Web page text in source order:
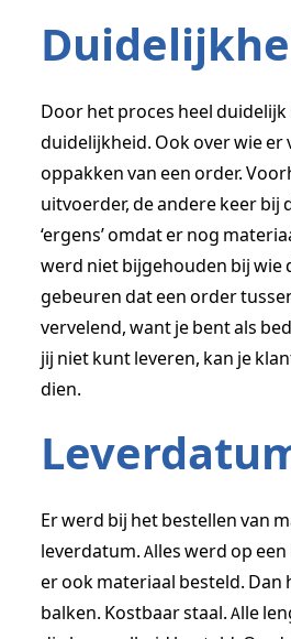
Door het proces heel
duidelijkheid. Ook over wie
oppakken van een order.
uitvoerder, de andere keer
‘ergens’ omdat er nog
werd niet bijgehouden bij wie
gebeuren dat een order
vervelend, want je bent als
jij niet kunt leveren, kan je
dien.
Er werd bij het bestellen van
leverdatum. Alles werd op
er ook materiaal besteld. Dan
balken. Kostbaar staal. Alle